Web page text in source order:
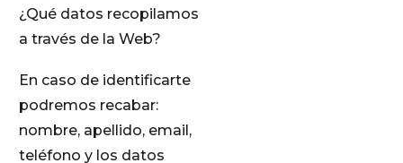
¿Qué datos recopilamos
a través de la Web?
En caso de identificarte
podremos recabar:
nombre, apellido, email,
teléfono y los datos